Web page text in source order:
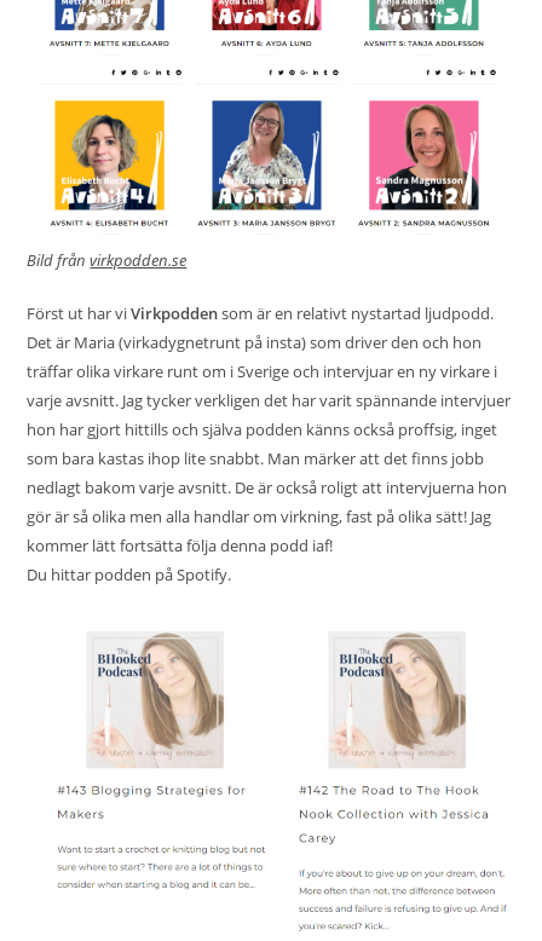
Bild frånvirkpodden.se
Först ut har viVirkpoddensom är en relativt nystartad ljudpodd.
Det är Maria (virkadygnetrunt på insta) som driver den och hon
träffar olika virkare runt om i Sverige och intervjuar en ny virkare i
varje avsnitt. Jag tycker verkligen det har varit spännande intervjuer
hon har gjort hittills och själva podden känns också proffsig, inget
som bara kastas ihop lite snabbt. Man märker att det finns jobb
nedlagt bakom varje avsnitt. De är också roligt att intervjuerna hon
gör är så olika men alla handlar om virkning, fast på olika sätt! Jag
kommer lätt fortsätta följa denna podd iaf!
Du hittar podden på Spotify.